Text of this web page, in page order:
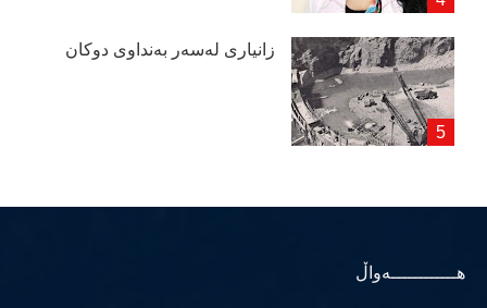
زانیاری لەسەر بەنداوی دوكان
هــــــــــــەواڵ